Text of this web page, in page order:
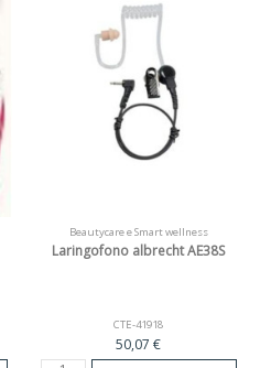
Beautycare e Smart wellness
Laringofono albrecht AE38S
CTE-41918
50,07 €